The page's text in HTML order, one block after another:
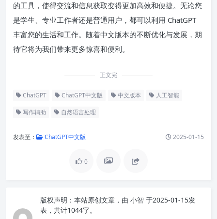
的工具，使得交流和信息获取变得更加高效和便捷。无论您
是学生、专业工作者还是普通用户，都可以利用 ChatGPT
丰富您的生活和工作。随着中文版本的不断优化与发展，期
待它将为我们带来更多惊喜和便利。
正文完
ChatGPT ChatGPT中文版 中文版本 人工智能
写作辅助 自然语言处理
发表至： ChatGPT中文版 2025-01-15
0
版权声明： 本站原创文章，由 小智 于2025-01-15发
表，共计1044字。